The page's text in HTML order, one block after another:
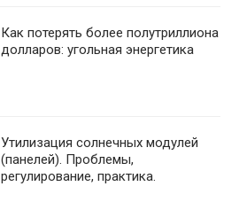
Как потерять более полутриллиона
долларов: угольная энергетика
Утилизация солнечных модулей
(панелей). Проблемы,
регулирование, практика.